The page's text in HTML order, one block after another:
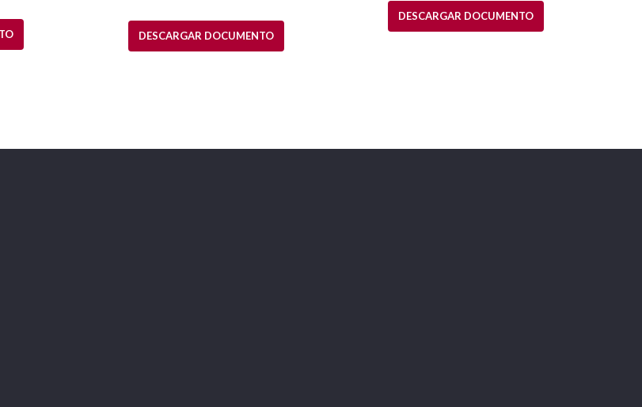
DESCARGAR DOCUMENTO
DESCARGAR DOCUMENTO